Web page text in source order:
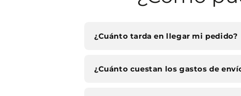
¿Cuánto tarda en llegar mi pedido?
¿Cuánto cuestan los gastos de